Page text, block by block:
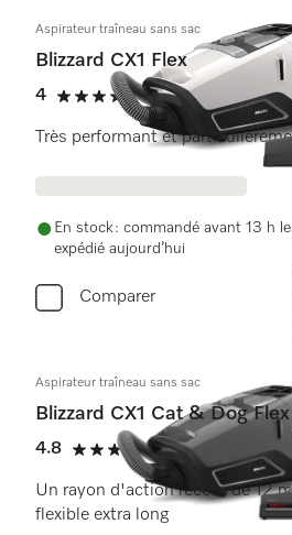
Aspirateur traîneau sans sac
Blizzard CX1 Flex
4
4 étoiles sur 5
(1 critique)
Très performant et
En stock : commandé avant 13 h
expédié aujourd’hui
Comparer
Aspirateur traîneau sans sac
Blizzard CX1 Cat & Dog Flex
4.8
4.8 étoiles sur 5
(50 critiques)
Un rayon d'action record de 12
flexible extra long